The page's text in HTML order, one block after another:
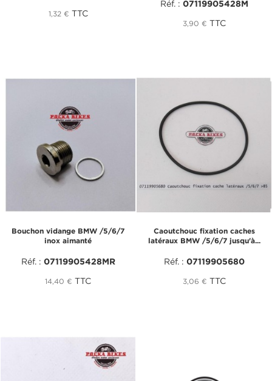
1,32 € TTC
Réf. : 07119905428M
3,90 € TTC
Bouchon vidange BMW /5/6/7
inox aimanté
Réf. : 07119905428MR
14,40 € TTC
Caoutchouc fixation caches
latéraux BMW /5/6/7 jusqu'à...
Réf. : 07119905680
3,06 € TTC